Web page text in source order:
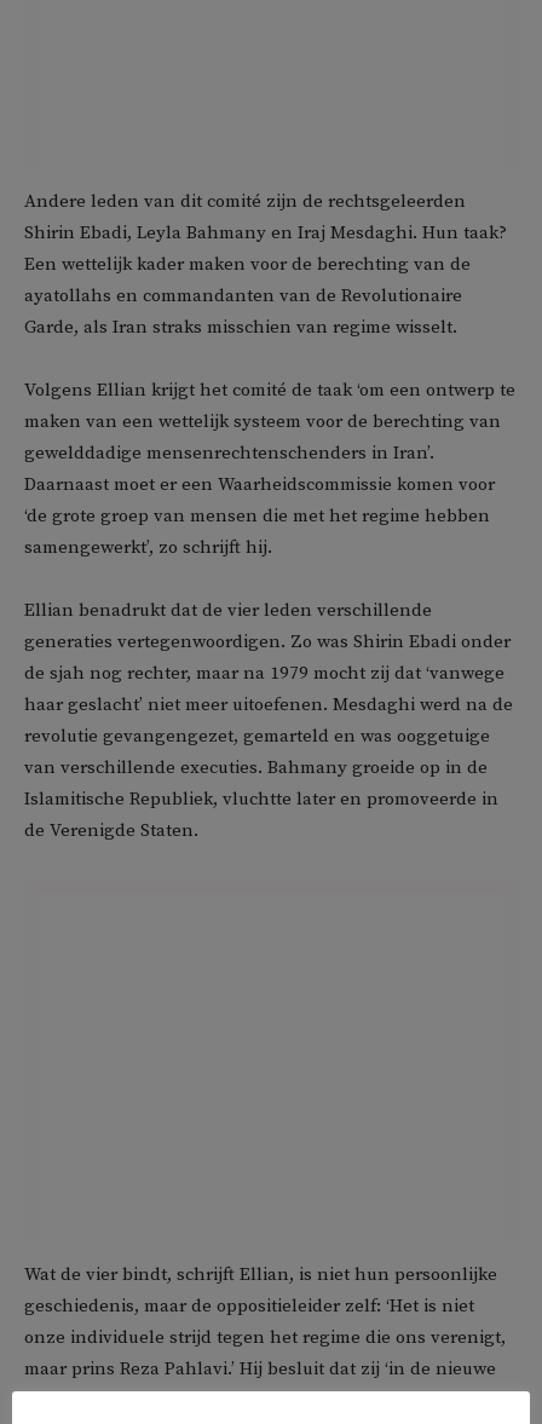
Andere leden van dit comité zijn de rechtsgeleerden
Shirin Ebadi, Leyla Bahmany en Iraj Mesdaghi. Hun taak?
Een wettelijk kader maken voor de berechting van de
ayatollahs en commandanten van de Revolutionaire
Garde, als Iran straks misschien van regime wisselt.
Volgens Ellian krijgt het comité de taak ‘om een ontwerp te
maken van een wettelijk systeem voor de berechting van
gewelddadige mensenrechtenschenders in Iran’.
Daarnaast moet er een Waarheidscommissie komen voor
‘de grote groep van mensen die met het regime hebben
samengewerkt’, zo schrijft hij.
Ellian benadrukt dat de vier leden verschillende
generaties vertegenwoordigen. Zo was Shirin Ebadi onder
de sjah nog rechter, maar na 1979 mocht zij dat ‘vanwege
haar geslacht’ niet meer uitoefenen. Mesdaghi werd na de
revolutie gevangengezet, gemarteld en was ooggetuige
van verschillende executies. Bahmany groeide op in de
Islamitische Republiek, vluchtte later en promoveerde in
de Verenigde Staten.
Wat de vier bindt, schrijft Ellian, is niet hun persoonlijke
geschiedenis, maar de oppositieleider zelf: ‘Het is niet
onze individuele strijd tegen het regime die ons verenigt,
maar prins Reza Pahlavi.’ Hij besluit dat zij ‘in de nieuwe